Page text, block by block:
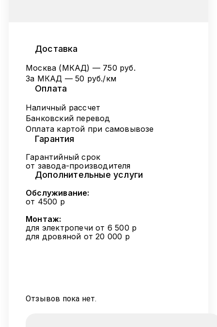
Доставка
Москва (МКАД) — 750 руб.
За МКАД — 50 руб./км
Оплата
Наличный рассчет
Банковский перевод
Оплата картой при самовывозе
Гарантия
Гарантийный срок
от завода-производителя
Дополнительные услуги
Обслуживание:
от 4500 р
Монтаж:
для электропечи от 6 500 р
для дровяной от 20 000 р
Отзывов пока нет.